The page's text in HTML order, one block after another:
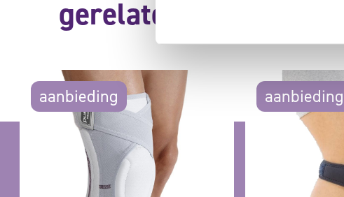
gerelateerde producten
aanbieding aanbieding